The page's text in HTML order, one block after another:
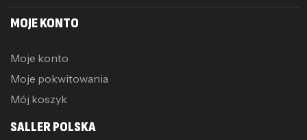
MOJE KONTO
Moje konto
Moje pokwitowania
Mój koszyk
SALLER POLSKA